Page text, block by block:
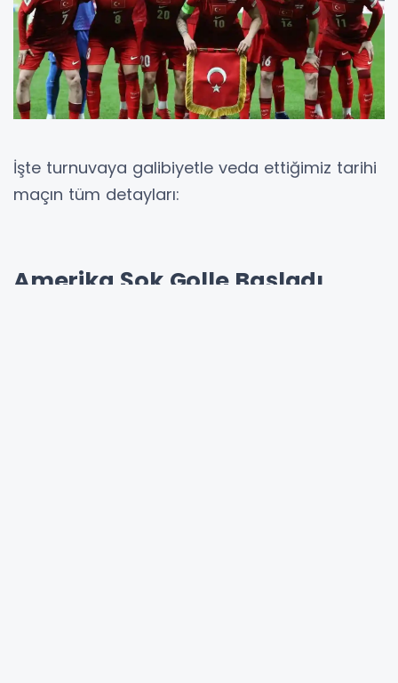
İşte turnuvaya galibiyetle veda ettiğimiz tarihi
maçın tüm detayları:
Amerika Şok Golle Başladı